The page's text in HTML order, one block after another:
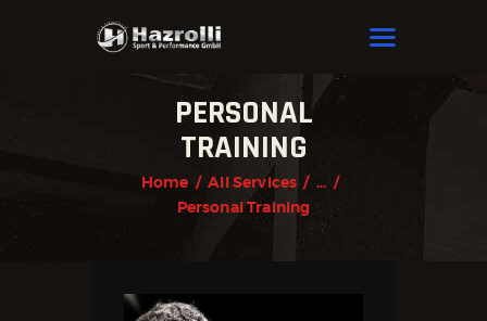
PERSONAL
TRAINING
Home All Services
...
Personal Training
OUR BOXERS